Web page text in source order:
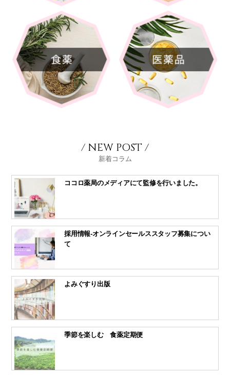
/ NEW POST /
新着コラム
ココロ薬局のメディアにて監修を行いました。
採用情報-オンラインセールススタッフ募集につい
て
よみぐすり出版
季節を楽しむ 食薬定期便